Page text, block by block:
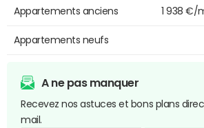
Appartements anciens 1 938 €/
Appartements neufs
A ne pas manquer
Recevez nos astuces et bons plans
mail.